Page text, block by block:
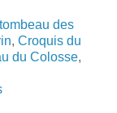
des
, Croquis du
du Colosse,